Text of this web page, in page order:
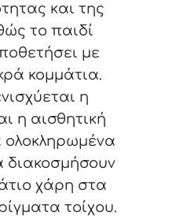
και της
το παιδί
με
κομμάτια.
η
η αισθητική
ολοκληρωμένα
διακοσμήσουν
χάρη στα
τοίχου.